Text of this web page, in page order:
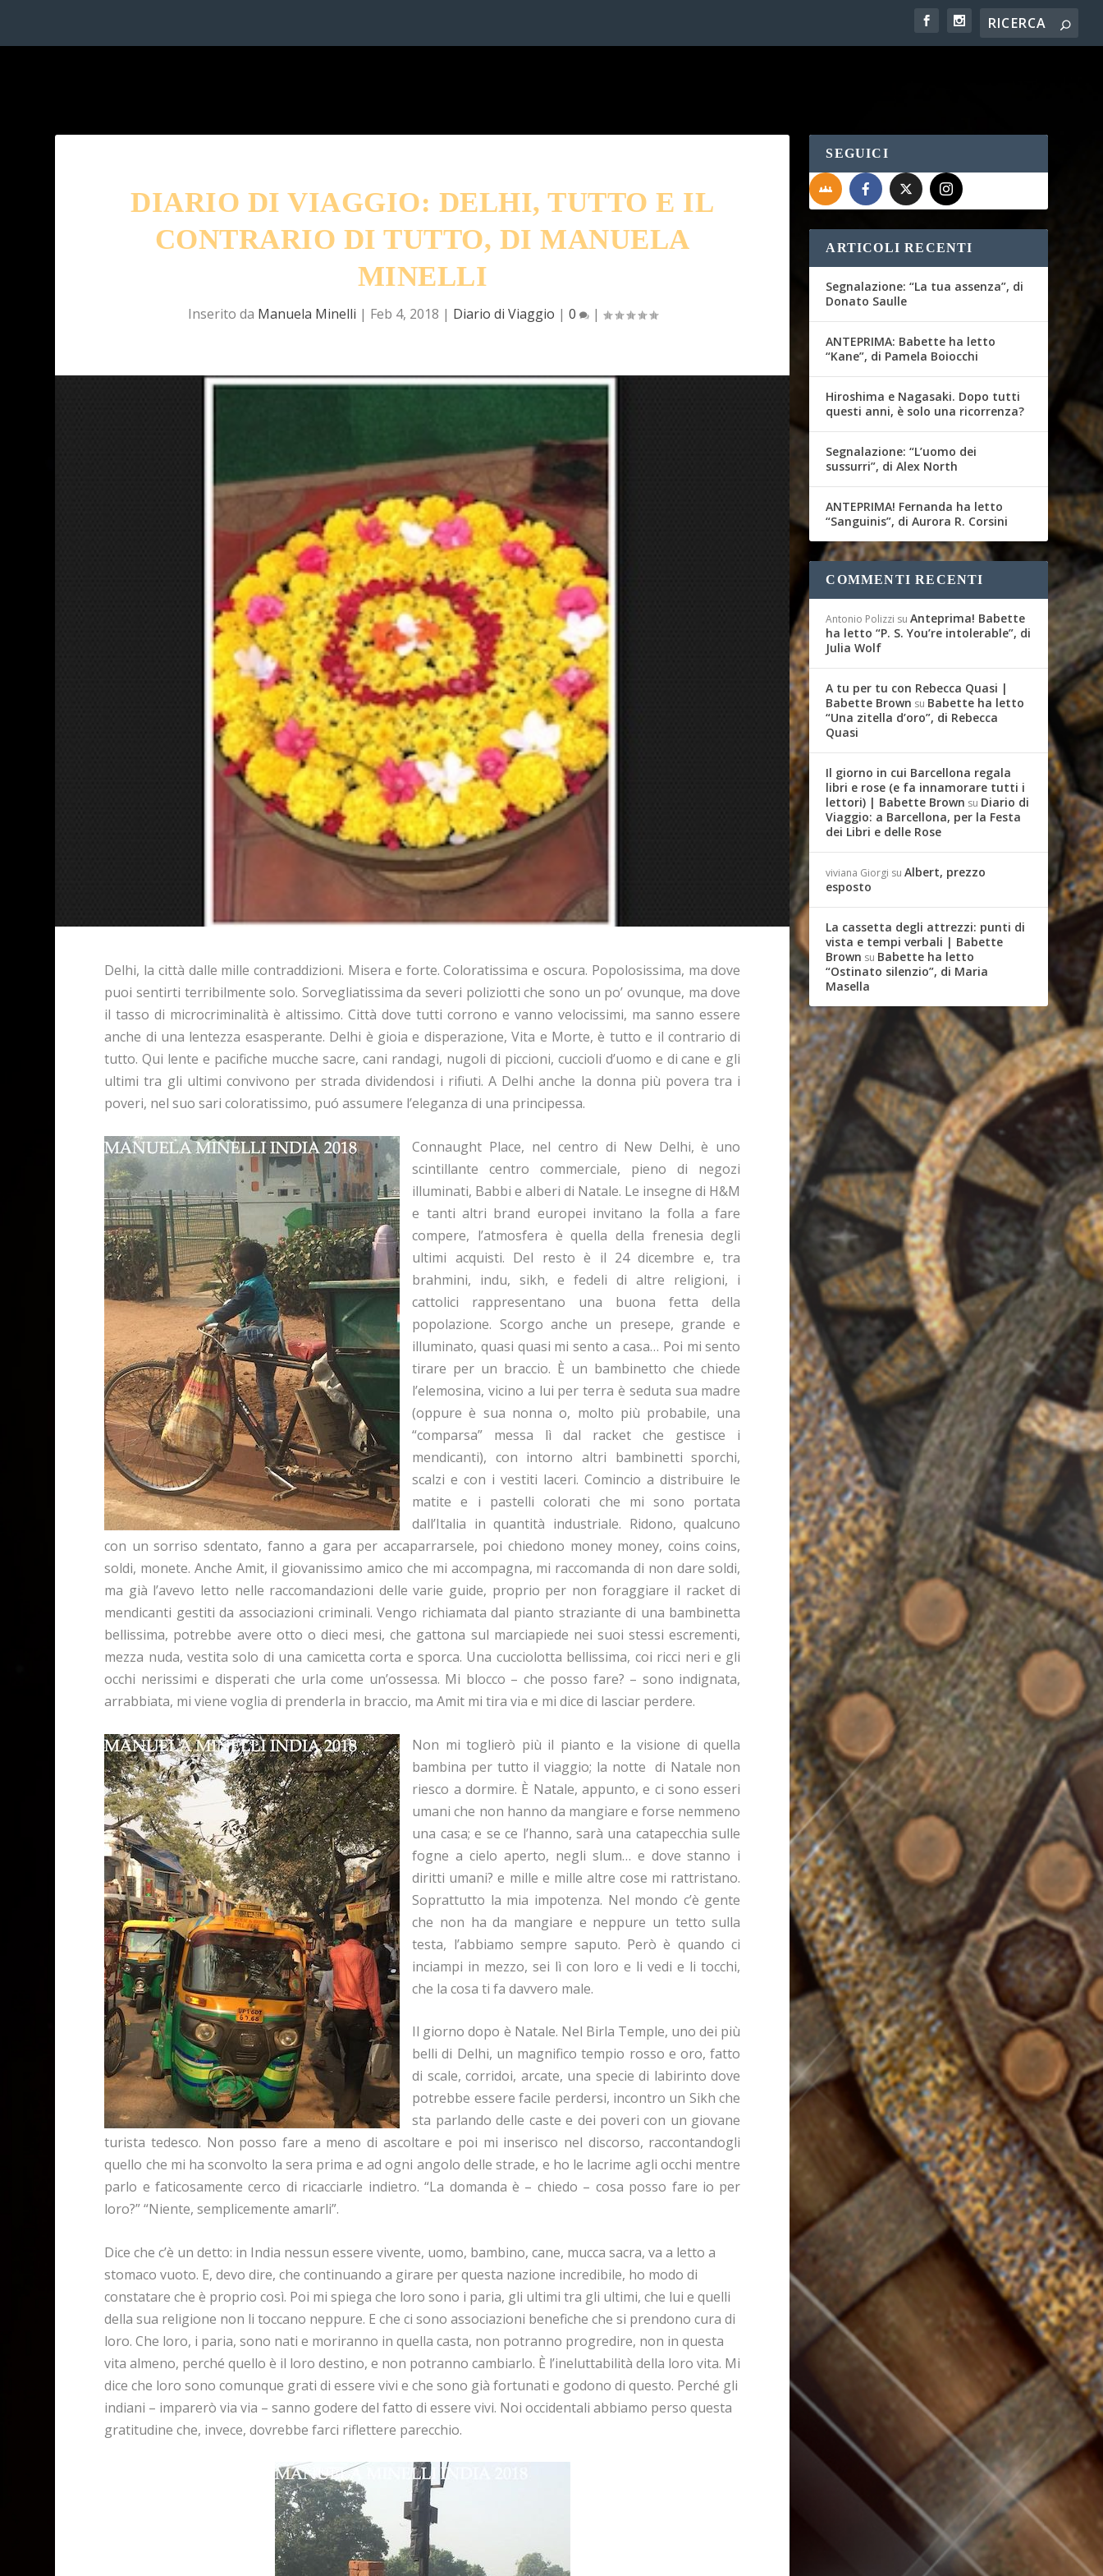
DIARIO DI VIAGGIO: DELHI, TUTTO E IL
CONTRARIO DI TUTTO, DI MANUELA
MINELLI
Inserito da Manuela Minelli | Feb 4, 2018 | Diario di Viaggio | 0 |
Delhi, la città dalle mille contraddizioni. Misera e forte. Coloratissima e oscura. Popolosissima, ma dove
puoi sentirti terribilmente solo. Sorvegliatissima da severi poliziotti che sono un po’ ovunque, ma dove
il tasso di microcriminalità è altissimo. Città dove tutti corrono e vanno velocissimi, ma sanno essere
anche di una lentezza esasperante. Delhi è gioia e disperazione, Vita e Morte, è tutto e il contrario di
tutto. Qui lente e pacifiche mucche sacre, cani randagi, nugoli di piccioni, cuccioli d’uomo e di cane e gli
ultimi tra gli ultimi convivono per strada dividendosi i rifiuti. A Delhi anche la donna più povera tra i
poveri, nel suo sari coloratissimo, puó assumere l’eleganza di una principessa.
Connaught Place, nel centro di New Delhi, è uno
scintillante centro commerciale, pieno di negozi
illuminati, Babbi e alberi di Natale. Le insegne di H&M
e tanti altri brand europei invitano la folla a fare
compere, l’atmosfera è quella della frenesia degli
ultimi acquisti. Del resto è il 24 dicembre e, tra
brahmini, indu, sikh, e fedeli di altre religioni, i
cattolici rappresentano una buona fetta della
popolazione. Scorgo anche un presepe, grande e
illuminato, quasi quasi mi sento a casa… Poi mi sento
tirare per un braccio. È un bambinetto che chiede
l’elemosina, vicino a lui per terra è seduta sua madre
(oppure è sua nonna o, molto più probabile, una
“comparsa” messa lì dal racket che gestisce i
mendicanti), con intorno altri bambinetti sporchi,
scalzi e con i vestiti laceri. Comincio a distribuire le
matite e i pastelli colorati che mi sono portata
dall’Italia in quantità industriale. Ridono, qualcuno
con un sorriso sdentato, fanno a gara per accaparrarsele, poi chiedono money money, coins coins,
soldi, monete. Anche Amit, il giovanissimo amico che mi accompagna, mi raccomanda di non dare soldi,
ma già l’avevo letto nelle raccomandazioni delle varie guide, proprio per non foraggiare il racket di
mendicanti gestiti da associazioni criminali. Vengo richiamata dal pianto straziante di una bambinetta
bellissima, potrebbe avere otto o dieci mesi, che gattona sul marciapiede nei suoi stessi escrementi,
mezza nuda, vestita solo di una camicetta corta e sporca. Una cucciolotta bellissima, coi ricci neri e gli
occhi nerissimi e disperati che urla come un’ossessa. Mi blocco – che posso fare? – sono indignata,
arrabbiata, mi viene voglia di prenderla in braccio, ma Amit mi tira via e mi dice di lasciar perdere.
Non mi toglierò più il pianto e la visione di quella
bambina per tutto il viaggio; la notte di Natale non
riesco a dormire. È Natale, appunto, e ci sono esseri
umani che non hanno da mangiare e forse nemmeno
una casa; e se ce l’hanno, sarà una catapecchia sulle
fogne a cielo aperto, negli slum… e dove stanno i
diritti umani? e mille e mille altre cose mi rattristano.
Soprattutto la mia impotenza. Nel mondo c’è gente
che non ha da mangiare e neppure un tetto sulla
testa, l’abbiamo sempre saputo. Però è quando ci
inciampi in mezzo, sei lì con loro e li vedi e li tocchi,
che la cosa ti fa davvero male.
Il giorno dopo è Natale. Nel Birla Temple, uno dei più
belli di Delhi, un magnifico tempio rosso e oro, fatto
di scale, corridoi, arcate, una specie di labirinto dove
potrebbe essere facile perdersi, incontro un Sikh che
sta parlando delle caste e dei poveri con un giovane
turista tedesco. Non posso fare a meno di ascoltare e poi mi inserisco nel discorso, raccontandogli
quello che mi ha sconvolto la sera prima e ad ogni angolo delle strade, e ho le lacrime agli occhi mentre
parlo e faticosamente cerco di ricacciarle indietro. “La domanda è – chiedo – cosa posso fare io per
loro?” “Niente, semplicemente amarli”.
Dice che c’è un detto: in India nessun essere vivente, uomo, bambino, cane, mucca sacra, va a letto a
stomaco vuoto. E, devo dire, che continuando a girare per questa nazione incredibile, ho modo di
constatare che è proprio così. Poi mi spiega che loro sono i paria, gli ultimi tra gli ultimi, che lui e quelli
della sua religione non li toccano neppure. E che ci sono associazioni benefiche che si prendono cura di
loro. Che loro, i paria, sono nati e moriranno in quella casta, non potranno progredire, non in questa
vita almeno, perché quello è il loro destino, e non potranno cambiarlo. È l’ineluttabilità della loro vita. Mi
dice che loro sono comunque grati di essere vivi e che sono già fortunati e godono di questo. Perché gli
indiani – imparerò via via – sanno godere del fatto di essere vivi. Noi occidentali abbiamo perso questa
gratitudine che, invece, dovrebbe farci riflettere parecchio.
SEGUICI
ARTICOLI RECENTI
Segnalazione: “La tua assenza”, di
Donato Saulle
ANTEPRIMA: Babette ha letto
“Kane”, di Pamela Boiocchi
Hiroshima e Nagasaki. Dopo tutti
questi anni, è solo una ricorrenza?
Segnalazione: “L’uomo dei
sussurri”, di Alex North
ANTEPRIMA! Fernanda ha letto
“Sanguinis”, di Aurora R. Corsini
COMMENTI RECENTI
Antonio Polizzi suAnteprima! Babette
ha letto “P. S. You’re intolerable”, di
Julia Wolf
A tu per tu con Rebecca Quasi |
Babette Brown su Babette ha letto
“Una zitella d’oro”, di Rebecca
Quasi
Il giorno in cui Barcellona regala
libri e rose (e fa innamorare tutti i
lettori) | Babette Brown su Diario di
Viaggio: a Barcellona, per la Festa
dei Libri e delle Rose
viviana Giorgi suAlbert, prezzo
esposto
La cassetta degli attrezzi: punti di
vista e tempi verbali | Babette
Brown su Babette ha letto
“Ostinato silenzio”, di Maria
Masella